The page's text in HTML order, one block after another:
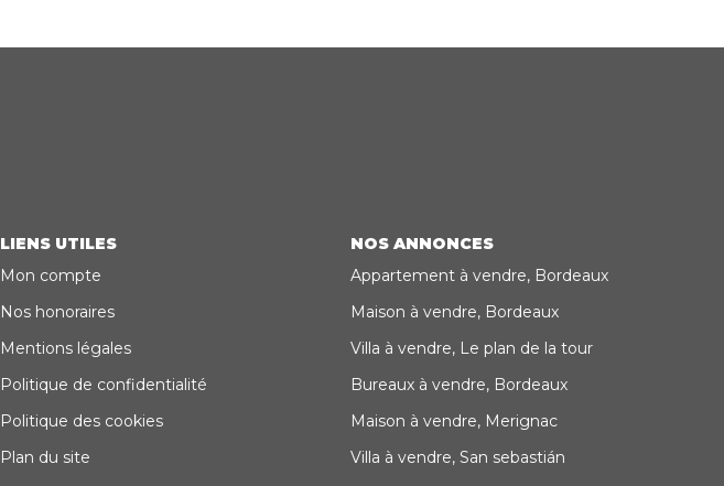
LIENS UTILES
Mon compte
Nos honoraires
Mentions légales
Politique de confidentialité
Politique des cookies
Plan du site
NOS ANNONCES
Appartement à vendre, Bordeaux
Maison à vendre, Bordeaux
Villa à vendre, Le plan de la tour
Bureaux à vendre, Bordeaux
Maison à vendre, Merignac
Villa à vendre, San sebastián